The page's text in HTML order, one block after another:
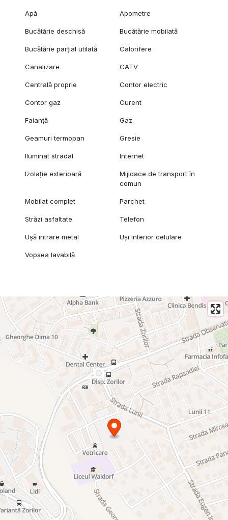
Apă Apometre
Bucătărie deschisă Bucătărie mobilată
Bucătărie parțial utilată Calorifere
Canalizare CATV
Centrală proprie Contor electric
Contor gaz Curent
Faianță Gaz
Geamuri termopan Gresie
Iluminat stradal Internet
Izolație exterioară
Mijloace de transport în
comun
Mobilat complet Parchet
Străzi asfaltate Telefon
Ușă intrare metal Uși interior celulare
Vopsea lavabilă